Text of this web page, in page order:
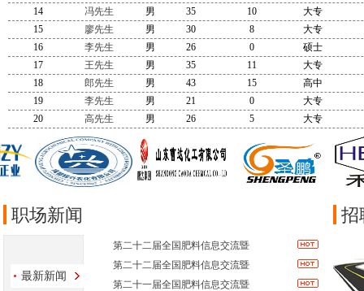
14 冯先生 男 35 10
大专
15
廖先生 男 30 8
大专
16
李先生 男 26 0
硕士
17
王先生 男 35 11
大专
18
郎先生 男 43 15
高中
19
李先生 男 21 0
大专
20
高先生 男 26 5 大专
职场新闻
最新新闻
第二十二届全国肥料信息交流暨
第二十二届全国肥料信息交流暨
第二十一届全国肥料信息交流暨
招